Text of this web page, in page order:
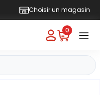
Choisir un magasin
0